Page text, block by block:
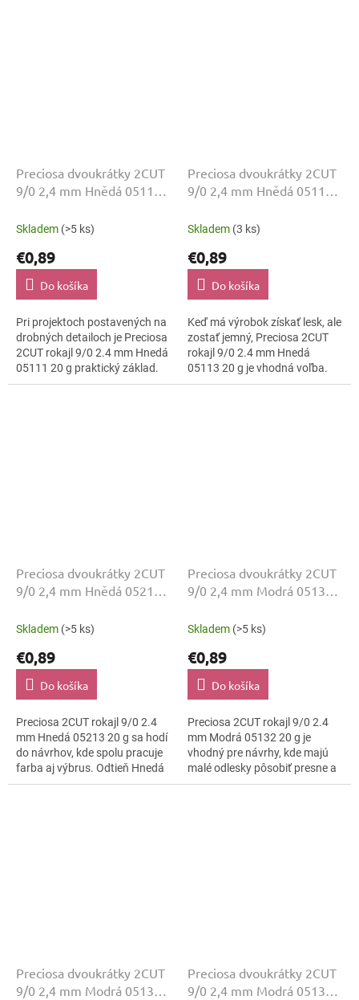
Preciosa dvoukrátky 2CUT
9/0 2,4 mm Hnědá 05111
Skladem (>5 ks)
€0,89
Do košíka
Pri projektoch postavených na
drobných detailoch je Preciosa
2CUT rokajl 9/0 2.4 mm Hnedá
05111 20 g praktický základ.
Brúsené plôšky 2CUT pridávajú
Preciosa dvoukrátky 2CUT
9/0 2,4 mm Hnědá 05113
Skladem (3 ks)
€0,89
Do košíka
Keď má výrobok získať lesk, ale
zostať jemný, Preciosa 2CUT
rokajl 9/0 2.4 mm Hnedá
05113 20 g je vhodná voľba.
Farba Hnedá ostáva čitateľná
Preciosa dvoukrátky 2CUT
9/0 2,4 mm Hnědá 05213
Skladem (>5 ks)
€0,89
Do košíka
Preciosa 2CUT rokajl 9/0 2.4
mm Hnedá 05213 20 g sa hodí
do návrhov, kde spolu pracuje
farba aj výbrus. Odtieň Hnedá
dopĺňa lesklo brúsená a
Preciosa dvoukrátky 2CUT
9/0 2,4 mm Modrá 05132
Skladem (>5 ks)
€0,89
Do košíka
Preciosa 2CUT rokajl 9/0 2.4
mm Modrá 05132 20 g je
vhodný pre návrhy, kde majú
malé odlesky pôsobiť presne a
čisto. Odtieň Modrá, povrch
Preciosa dvoukrátky 2CUT
9/0 2,4 mm Modrá 05133
Preciosa dvoukrátky 2CUT
9/0 2,4 mm Modrá 05134